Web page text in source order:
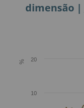
dimensão |